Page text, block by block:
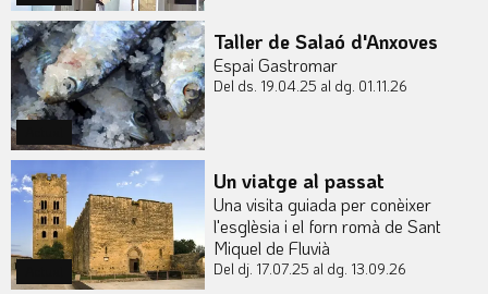
Taller de Salaó d'Anxoves
Espai Gastromar
Del ds. 19.04.25 al dg. 01.11.26
Un viatge al passat
Una visita guiada per conèixer
l'esglèsia i el forn romà de Sant
Miquel de Fluvià
Del dj. 17.07.25 al dg. 13.09.26